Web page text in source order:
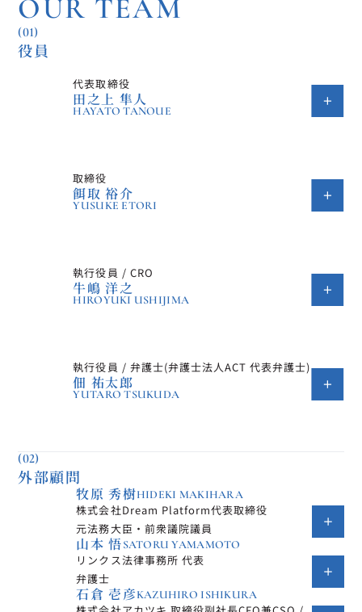
OUR TEAM
(01)
役員
代表取締役
田之上 隼人
HAYATO TANOUE
取締役
餌取 裕介
YUSUKE ETORI
執行役員 / CRO
牛嶋 洋之
HIROYUKI USHIJIMA
執行役員 / 弁護士(弁護士法人ACT 代表弁護士)
佃 祐太郎
YUTARO TSUKUDA
(02)
外部顧問
牧原 秀樹HIDEKI MAKIHARA
株式会社Dream Platform代表取締役
元法務大臣・前衆議院議員
山本 悟SATORU YAMAMOTO
リンクス法律事務所 代表
弁護士
石倉 壱彦KAZUHIRO ISHIKURA